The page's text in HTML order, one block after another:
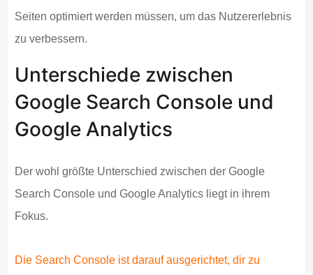
Seiten optimiert werden müssen, um das Nutzererlebnis
zu verbessern.
Unterschiede zwischen
Google Search Console und
Google Analytics
Der wohl größte Unterschied zwischen der Google
Search Console und Google Analytics liegt in ihrem
Fokus.
Die Search Console ist darauf ausgerichtet, dir zu